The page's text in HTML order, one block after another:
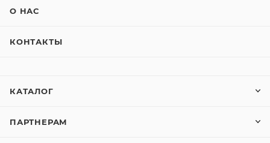
О НАС
КОНТАКТЫ
КАТАЛОГ
ПАРТНЕРАМ